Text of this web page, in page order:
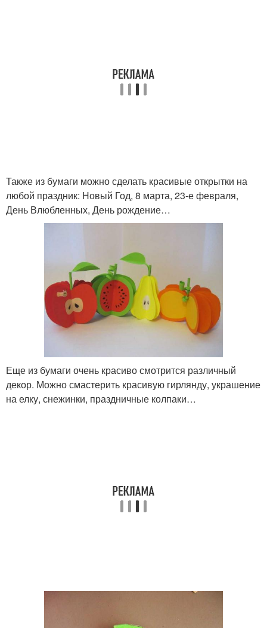
Также из бумаги можно сделать красивые открытки на
любой праздник: Новый Год, 8 марта, 23-е февраля,
День Влюбленных, День рождение…
Еще из бумаги очень красиво смотрится различный
декор. Можно смастерить красивую гирлянду, украшение
на елку, снежинки, праздничные колпаки…